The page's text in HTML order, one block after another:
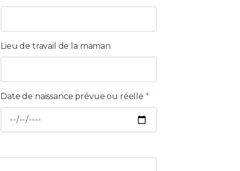
Lieu de travail de la maman
Date de naissance prévue ou réelle *